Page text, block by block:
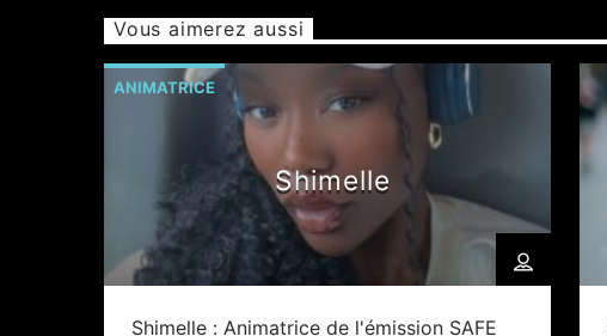
Vous aimerez aussi
ANIMATRICE
Shimelle
Shimelle : Animatrice de l'émission SAFE